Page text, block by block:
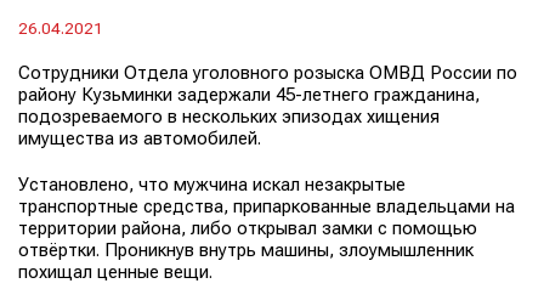
26.04.2021
Сотрудники Отдела уголовного розыска ОМВД России по
району Кузьминки задержали 45-летнего гражданина,
подозреваемого в нескольких эпизодах хищения
имущества из автомобилей.
Установлено, что мужчина искал незакрытые
транспортные средства, припаркованные владельцами на
территории района, либо открывал замки с помощью
отвёртки. Проникнув внутрь машины, злоумышленник
похищал ценные вещи.